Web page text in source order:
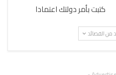
كتبت بأمر دولتك اعتمادا
من القصائد